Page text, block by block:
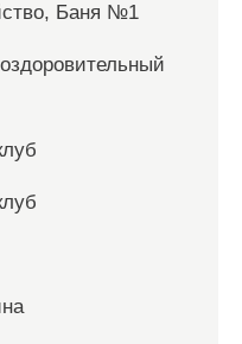
Баня №1